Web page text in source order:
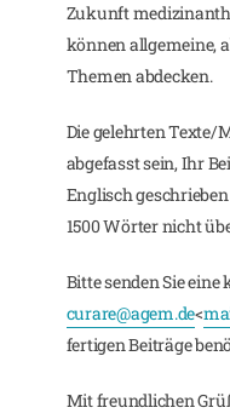
Zukunft
können allgemeine,
Themen abdecken.
Die gelehrten Texte/
abgefasst sein, Ihr
Englisch
1500 Wörter nicht
Bitte senden Sie
curare@agem.de<
fertigen Beiträge
Mit freundlichen